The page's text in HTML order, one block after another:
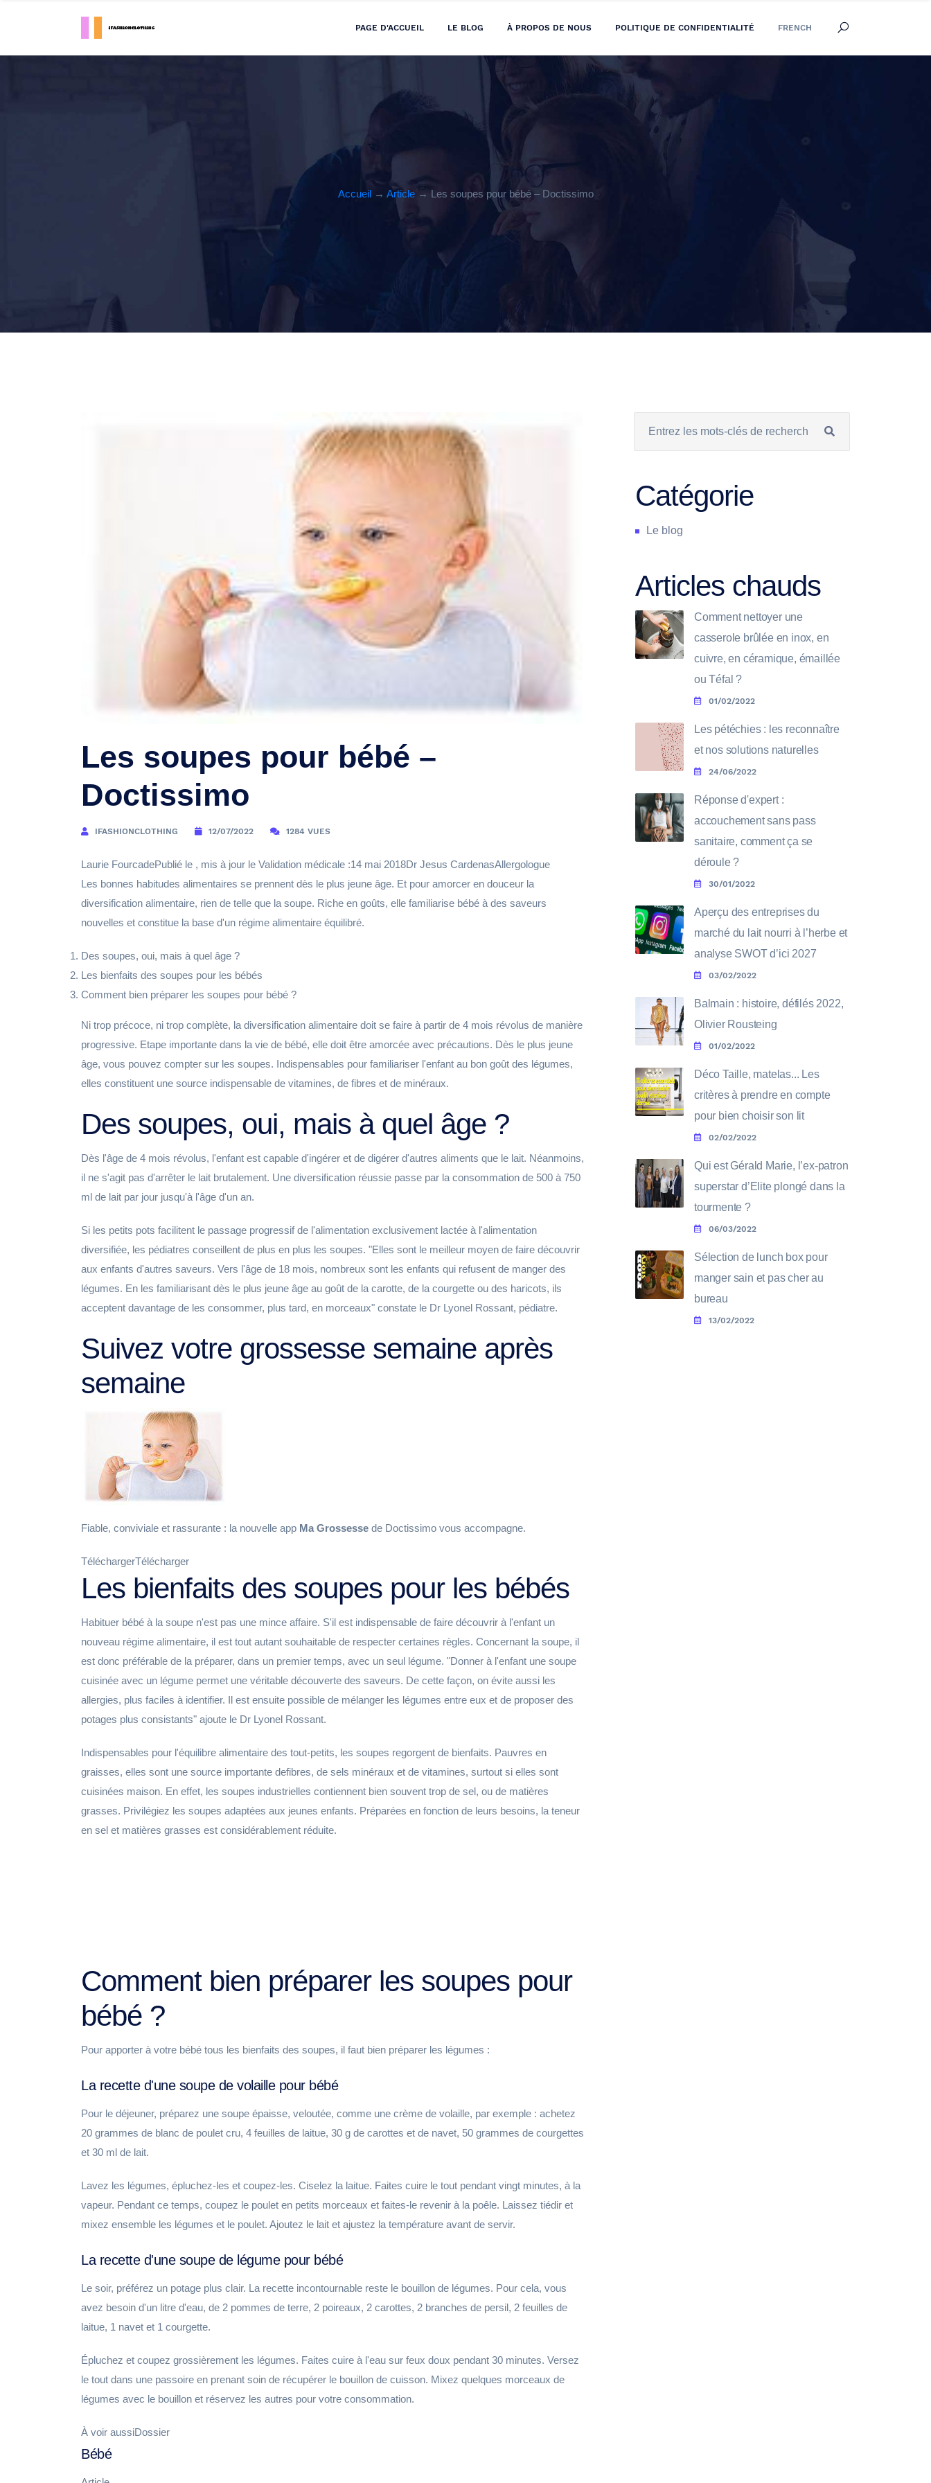
PAGE D'ACCUEIL LE BLOG À PROPOS DE NOUS POLITIQUE DE CONFIDENTIALITÉ FRENCH
Accueil→ Article→ Les soupes pour bébé – Doctissimo
Les soupes pour bébé –
Doctissimo
IFASHIONCLOTHING 12/07/2022 1284 VUES
Laurie FourcadePublié le , mis à jour le Validation médicale :14 mai 2018Dr Jesus CardenasAllergologue
Les bonnes habitudes alimentaires se prennent dès le plus jeune âge. Et pour amorcer en douceur la
diversification alimentaire, rien de telle que la soupe. Riche en goûts, elle familiarise bébé à des saveurs
nouvelles et constitue la base d'un régime alimentaire équilibré.
Des soupes, oui, mais à quel âge ?
Les bienfaits des soupes pour les bébés
Comment bien préparer les soupes pour bébé ?
Ni trop précoce, ni trop complète, la diversification alimentaire doit se faire à partir de 4 mois révolus de manière
progressive. Etape importante dans la vie de bébé, elle doit être amorcée avec précautions. Dès le plus jeune
âge, vous pouvez compter sur les soupes. Indispensables pour familiariser l'enfant au bon goût des légumes,
elles constituent une source indispensable de vitamines, de fibres et de minéraux.
Des soupes, oui, mais à quel âge ?
Dès l'âge de 4 mois révolus, l'enfant est capable d'ingérer et de digérer d'autres aliments que le lait. Néanmoins,
il ne s'agit pas d'arrêter le lait brutalement. Une diversification réussie passe par la consommation de 500 à 750
ml de lait par jour jusqu'à l'âge d'un an.
Si les petits pots facilitent le passage progressif de l'alimentation exclusivement lactée à l'alimentation
diversifiée, les pédiatres conseillent de plus en plus les soupes. "Elles sont le meilleur moyen de faire découvrir
aux enfants d'autres saveurs. Vers l'âge de 18 mois, nombreux sont les enfants qui refusent de manger des
légumes. En les familiarisant dès le plus jeune âge au goût de la carotte, de la courgette ou des haricots, ils
acceptent davantage de les consommer, plus tard, en morceaux" constate le Dr Lyonel Rossant, pédiatre.
Suivez votre grossesse semaine après
semaine
Fiable, conviviale et rassurante : la nouvelle app Ma Grossesse de Doctissimo vous accompagne.
TéléchargerTélécharger
Les bienfaits des soupes pour les bébés
Habituer bébé à la soupe n'est pas une mince affaire. S'il est indispensable de faire découvrir à l'enfant un
nouveau régime alimentaire, il est tout autant souhaitable de respecter certaines règles. Concernant la soupe, il
est donc préférable de la préparer, dans un premier temps, avec un seul légume. "Donner à l'enfant une soupe
cuisinée avec un légume permet une véritable découverte des saveurs. De cette façon, on évite aussi les
allergies, plus faciles à identifier. Il est ensuite possible de mélanger les légumes entre eux et de proposer des
potages plus consistants" ajoute le Dr Lyonel Rossant.
Indispensables pour l'équilibre alimentaire des tout-petits, les soupes regorgent de bienfaits. Pauvres en
graisses, elles sont une source importante defibres, de sels minéraux et de vitamines, surtout si elles sont
cuisinées maison. En effet, les soupes industrielles contiennent bien souvent trop de sel, ou de matières
grasses. Privilégiez les soupes adaptées aux jeunes enfants. Préparées en fonction de leurs besoins, la teneur
en sel et matières grasses est considérablement réduite.
Comment bien préparer les soupes pour
bébé ?
Pour apporter à votre bébé tous les bienfaits des soupes, il faut bien préparer les légumes :
La recette d'une soupe de volaille pour bébé
Pour le déjeuner, préparez une soupe épaisse, veloutée, comme une crème de volaille, par exemple : achetez
20 grammes de blanc de poulet cru, 4 feuilles de laitue, 30 g de carottes et de navet, 50 grammes de courgettes
et 30 ml de lait.
Lavez les légumes, épluchez-les et coupez-les. Ciselez la laitue. Faites cuire le tout pendant vingt minutes, à la
vapeur. Pendant ce temps, coupez le poulet en petits morceaux et faites-le revenir à la poêle. Laissez tiédir et
mixez ensemble les légumes et le poulet. Ajoutez le lait et ajustez la température avant de servir.
La recette d'une soupe de légume pour bébé
Le soir, préférez un potage plus clair. La recette incontournable reste le bouillon de légumes. Pour cela, vous
avez besoin d'un litre d'eau, de 2 pommes de terre, 2 poireaux, 2 carottes, 2 branches de persil, 2 feuilles de
laitue, 1 navet et 1 courgette.
Épluchez et coupez grossièrement les légumes. Faites cuire à l'eau sur feux doux pendant 30 minutes. Versez
le tout dans une passoire en prenant soin de récupérer le bouillon de cuisson. Mixez quelques morceaux de
légumes avec le bouillon et réservez les autres pour votre consommation.
À voir aussiDossier
Bébé
Catégorie
Le blog
Articles chauds
Comment nettoyer une
casserole brûlée en inox, en
cuivre, en céramique, émaillée
ou Téfal ?
01/02/2022
Les pétéchies : les reconnaître
et nos solutions naturelles
24/06/2022
Réponse d'expert :
accouchement sans pass
sanitaire, comment ça se
déroule ?
30/01/2022
Aperçu des entreprises du
marché du lait nourri à l’herbe et
analyse SWOT d’ici 2027
03/02/2022
Balmain : histoire, défilés 2022,
Olivier Rousteing
01/02/2022
Déco Taille, matelas... Les
critères à prendre en compte
pour bien choisir son lit
02/02/2022
Qui est Gérald Marie, l’ex-patron
superstar d’Elite plongé dans la
tourmente ?
06/03/2022
Sélection de lunch box pour
manger sain et pas cher au
bureau
13/02/2022